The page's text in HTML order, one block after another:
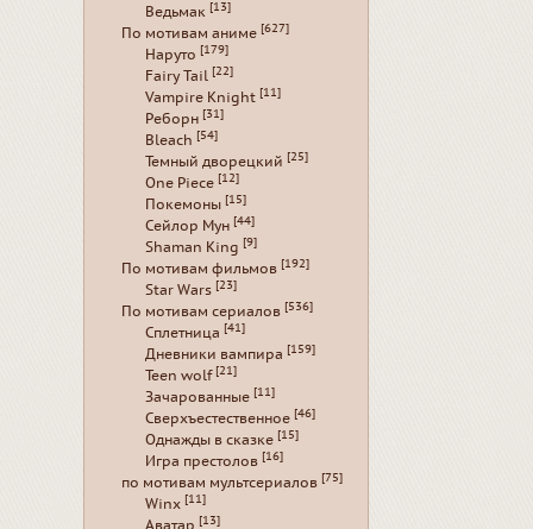
Ведьмак [13]
По мотивам аниме [627]
Наруто [179]
Fairy Tail [22]
Vampire Knight [11]
Реборн [31]
Bleach [54]
Темный дворецкий [25]
One Piece [12]
Покемоны [15]
Сейлор Мун [44]
Shaman King [9]
По мотивам фильмов [192]
Star Wars [23]
По мотивам сериалов [536]
Сплетница [41]
Дневники вампира [159]
Teen wolf [21]
Зачарованные [11]
Сверхъестественное [46]
Однажды в сказке [15]
Игра престолов [16]
по мотивам мультсериалов [75]
Winx [11]
[13]